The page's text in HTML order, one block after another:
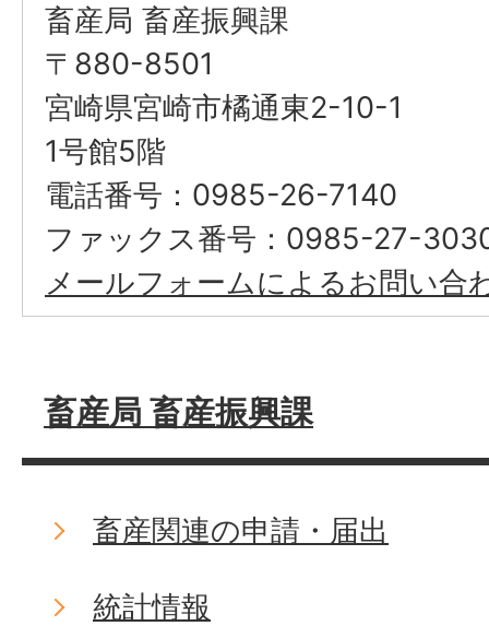
畜産局 畜産振興課
〒880-8501
宮崎県宮崎市橘通東2-10-1
1号館5階
電話番号：0985-26-7140
ファックス番号：0985-27-
メールフォームによるお問い合
畜産局 畜産振興課
畜産関連の申請・届出
統計情報